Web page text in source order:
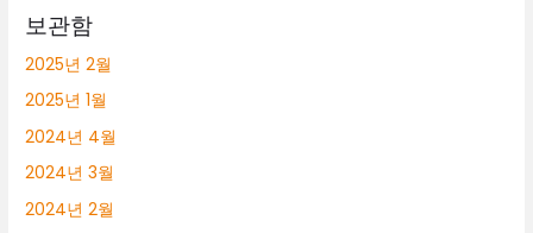
보관함
2025년 2월
2025년 1월
2024년 4월
2024년 3월
2024년 2월